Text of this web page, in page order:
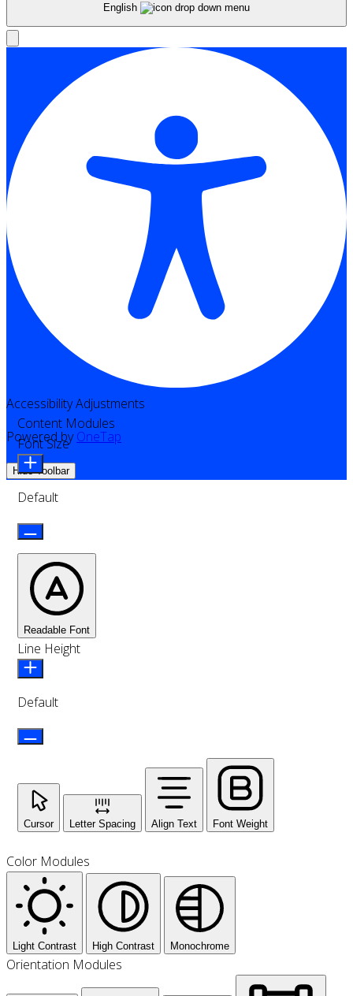
English
Accessibility Adjustments
Powered byOneTap
Hide Toolbar
Content Modules
Font Size
Default
Readable Font
Line Height
Default
Cursor Letter Spacing Align Text Font Weight
Color Modules
Light Contrast High Contrast Monochrome
Orientation Modules